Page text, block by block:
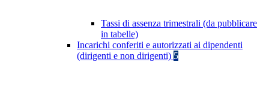
Tassi di assenza trimestrali (da pubblicare
in tabelle)
Incarichi conferiti e autorizzati ai dipendenti
(dirigenti e non dirigenti) 5